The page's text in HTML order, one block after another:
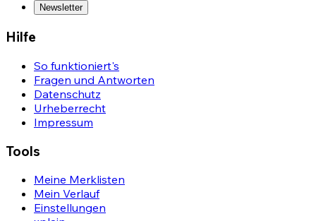
Newsletter
Hilfe
So funktioniert's
Fragen und Antworten
Datenschutz
Urheberrecht
Impressum
Tools
Meine Merklisten
Mein Verlauf
Einstellungen